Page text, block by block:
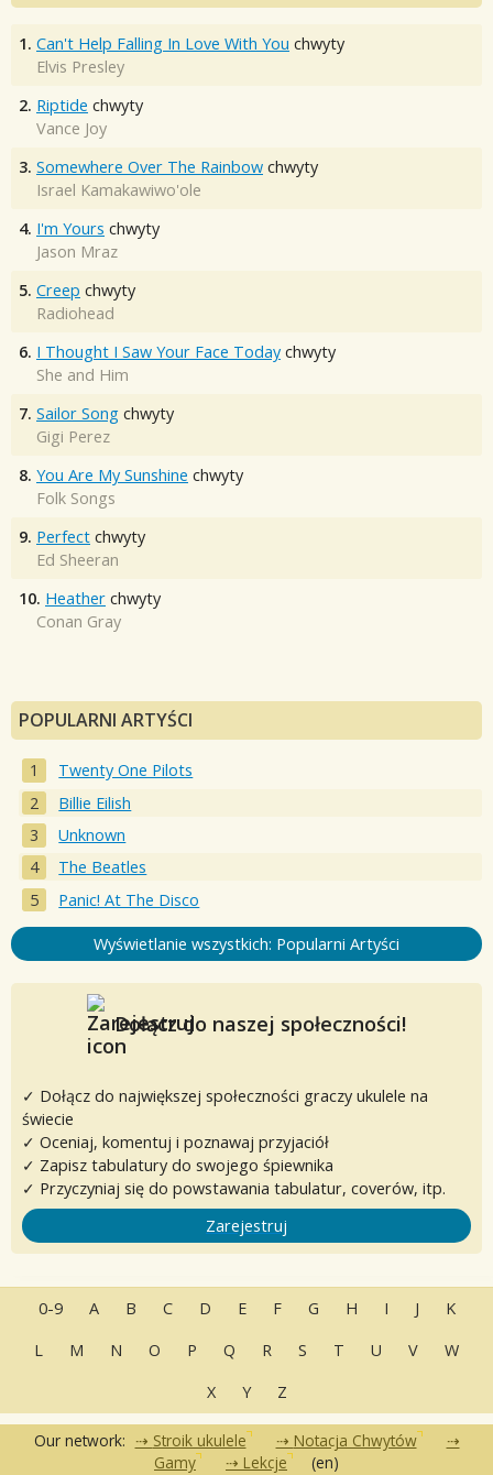
1. Can't Help Falling In Love With You chwyty
Elvis Presley
2. Riptide chwyty
Vance Joy
3. Somewhere Over The Rainbow chwyty
Israel Kamakawiwo'ole
4. I'm Yours chwyty
Jason Mraz
5. Creep chwyty
Radiohead
6. I Thought I Saw Your Face Today chwyty
She and Him
7. Sailor Song chwyty
Gigi Perez
8. You Are My Sunshine chwyty
Folk Songs
9. Perfect chwyty
Ed Sheeran
10. Heather chwyty
Conan Gray
POPULARNI ARTYŚCI
Twenty One Pilots
Billie Eilish
Unknown
The Beatles
Panic! At The Disco
Wyświetlanie wszystkich: Popularni Artyści
Dołącz do naszej społeczności!
✓ Dołącz do największej społeczności graczy ukulele na
świecie
✓ Oceniaj, komentuj i poznawaj przyjaciół
✓ Zapisz tabulatury do swojego śpiewnika
✓ Przyczyniaj się do powstawania tabulatur, coverów, itp.
Zarejestruj
0-9 A B C D E F G H I J
K
L
M N O P Q R S T U V
W
X
Y Z
Our network: Stroik ukulele
Notacja Chwytów
Gamy
Lekcje (en)